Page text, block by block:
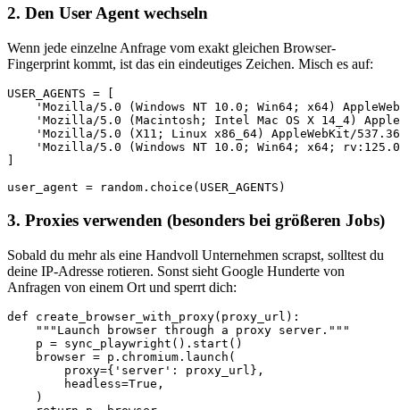
2. Den User Agent wechseln
Wenn jede einzelne Anfrage vom exakt gleichen Browser-
Fingerprint kommt, ist das ein eindeutiges Zeichen. Misch es auf:
USER_AGENTS = [
'Mozilla/5.0 (Windows NT 10.0; Win64; x64)
'Mozilla/5.0 (Macintosh; Intel Mac OS X 14_4)
'Mozilla/5.0 (X11; Linux x86_64) AppleWebKit/
'Mozilla/5.0 (Windows NT 10.0; Win64; x64;
user_agent = random.choice(USER_AGENTS)
3. Proxies verwenden (besonders bei größeren Jobs)
Sobald du mehr als eine Handvoll Unternehmen scrapst, solltest du
deine IP-Adresse rotieren. Sonst sieht Google Hunderte von
Anfragen von einem Ort und sperrt dich:
def create_browser_with_proxy(proxy_url):
    """Launch browser through a proxy server."""
    p = sync_playwright().start()
    browser = p.chromium.launch(
        proxy={'server': proxy_url},
        headless=True,
    )